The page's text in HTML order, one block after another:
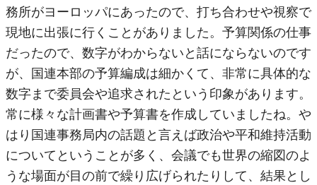
務所がヨーロッパにあったので、打ち合わせや視察で
現地に出張に行くことがありました。予算関係の仕事
だったので、数字がわからないと話にならないのです
が、国連本部の予算編成は細かくて、非常に具体的な
数字まで委員会や追求されたという印象があります。
常に様々な計画書や予算書を作成していましたね。や
はり国連事務局内の話題と言えば政治や平和維持活動
についてということが多く、会議でも世界の縮図のよ
うな場面が目の前で繰り広げられたりして、結果とし